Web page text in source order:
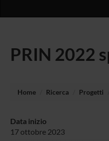
PRIN 2022
Home Ricerca Progetti
Data inizio
17 ottobre 2023